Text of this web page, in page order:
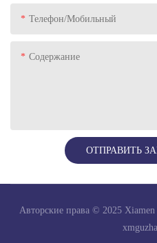
Телефон/Мобильный
Содержание
ОТПРАВИТЬ
Авторские права © 2025